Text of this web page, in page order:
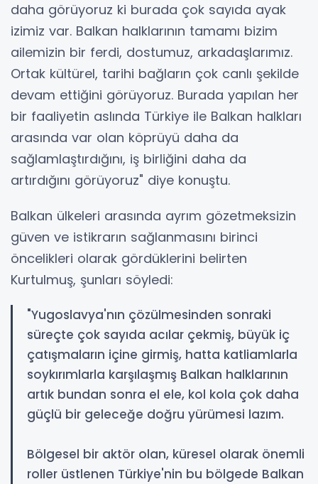
daha görüyoruz ki burada çok sayıda ayak
izimiz var. Balkan halklarının tamamı bizim
ailemizin bir ferdi, dostumuz, arkadaşlarımız.
Ortak kültürel, tarihi bağların çok canlı şekilde
devam ettiğini görüyoruz. Burada yapılan her
bir faaliyetin aslında Türkiye ile Balkan halkları
arasında var olan köprüyü daha da
sağlamlaştırdığını, iş birliğini daha da
artırdığını görüyoruz" diye konuştu.
Balkan ülkeleri arasında ayrım gözetmeksizin
güven ve istikrarın sağlanmasını birinci
öncelikleri olarak gördüklerini belirten
Kurtulmuş, şunları söyledi:
"Yugoslavya'nın çözülmesinden sonraki
süreçte çok sayıda acılar çekmiş, büyük iç
çatışmaların içine girmiş, hatta katliamlarla
soykırımlarla karşılaşmış Balkan halklarının
artık bundan sonra el ele, kol kola çok daha
güçlü bir geleceğe doğru yürümesi lazım.
Bölgesel bir aktör olan, küresel olarak önemli
roller üstlenen Türkiye'nin bu bölgede Balkan